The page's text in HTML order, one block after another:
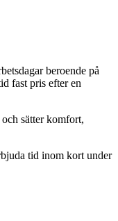
beroende på
fast pris efter en
sätter komfort,
tid inom kort under